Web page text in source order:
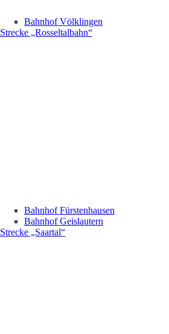
Bahnhof Völklingen
Strecke „Rosseltalbahn“
Bahnhof Fürstenhausen
Bahnhof Geislautern
Strecke „Saartal“